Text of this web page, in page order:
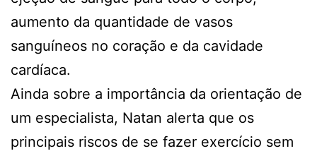
aumento da quantidade de vasos
sanguíneos no coração e da cavidade
cardíaca.
Ainda sobre a importância da orientação de
um especialista, Natan alerta que os
principais riscos de se fazer exercício sem